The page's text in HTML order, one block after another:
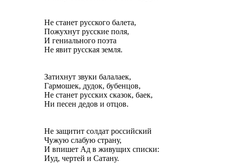
Не станет русского балета,
Пожухнут русские поля,
И гениального поэта
Не явит русская земля.
Затихнут звуки балалаек,
Гармошек, дудок, бубенцов,
Не станет русских сказок, баек,
Ни песен дедов и отцов.
Не защитит солдат российский
Чужую слабую страну,
И впишет Ад в живущих списки:
Иуд, чертей и Сатану.